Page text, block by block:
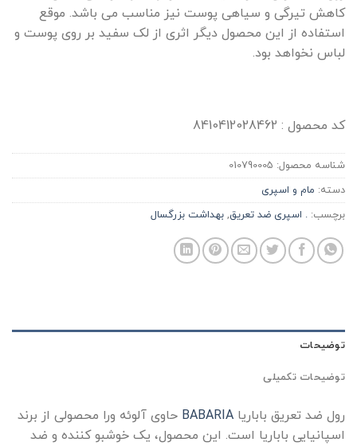
کاهش تیرگی و سیاهی پوست نیز مناسب می باشد. موقع
استفاده از این محصول دیگر اثری از لک سفید بر روی پوست و
لباس نخواهد بود.
کد محصول : 8410412028462
شناسه محصول: 010790005
دسته: مام و اسپری
برچسب: . اسپری ضد تعریق, بهداشت بزرگسال
توضیحات
توضیحات تکمیلی
رول ضد تعریق باباریا BABARIA حاوی آلوئه ورا محصولی از برند
اسپانیایی باباریا است. این محصول، یک خوشبو کننده و ضد